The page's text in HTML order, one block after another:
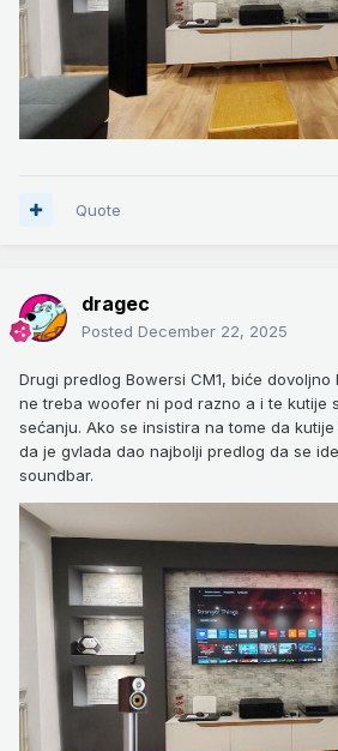
Quote
dragec
Posted December 22, 2025
Drugi predlog Bowersi CM1, biće
ne treba woofer ni pod razno a i te kutije
sećanju. Ako se insistira na tome da
da je gvlada dao najbolji predlog da se
soundbar.